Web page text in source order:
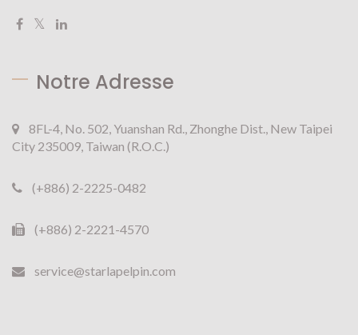
Notre Adresse
8FL-4, No. 502, Yuanshan Rd., Zhonghe Dist., New Taipei
City 235009, Taiwan (R.O.C.)
(+886) 2-2225-0482
(+886) 2-2221-4570
service@starlapelpin.com